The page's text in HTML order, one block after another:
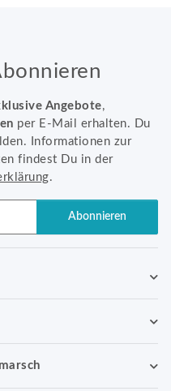
Angebote,
per E-Mail erhalten. Du
Informationen zur
findest Du in der
.
Abonnieren